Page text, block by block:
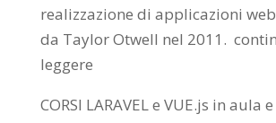
realizzazione di applicazioni
da Taylor Otwell nel 2011.
leggere
CORSI LARAVEL e VUE.js in aula